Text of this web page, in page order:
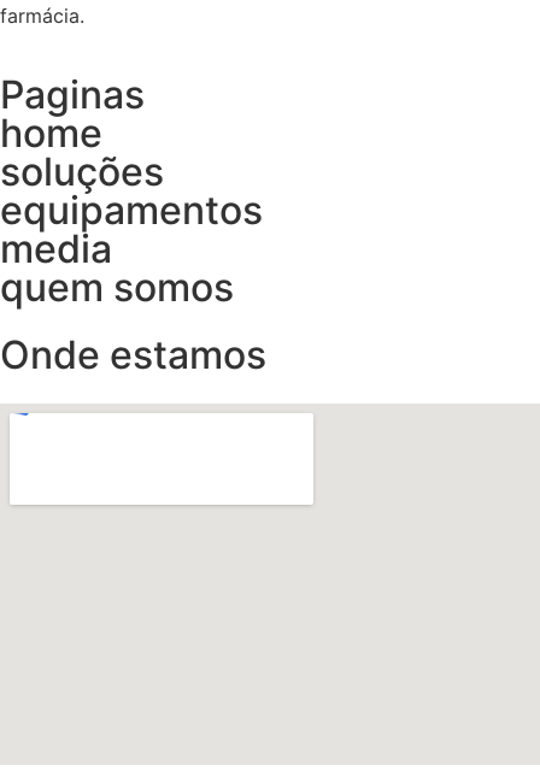
farmácia.
Paginas
home
soluções
equipamentos
media
quem somos
Onde estamos